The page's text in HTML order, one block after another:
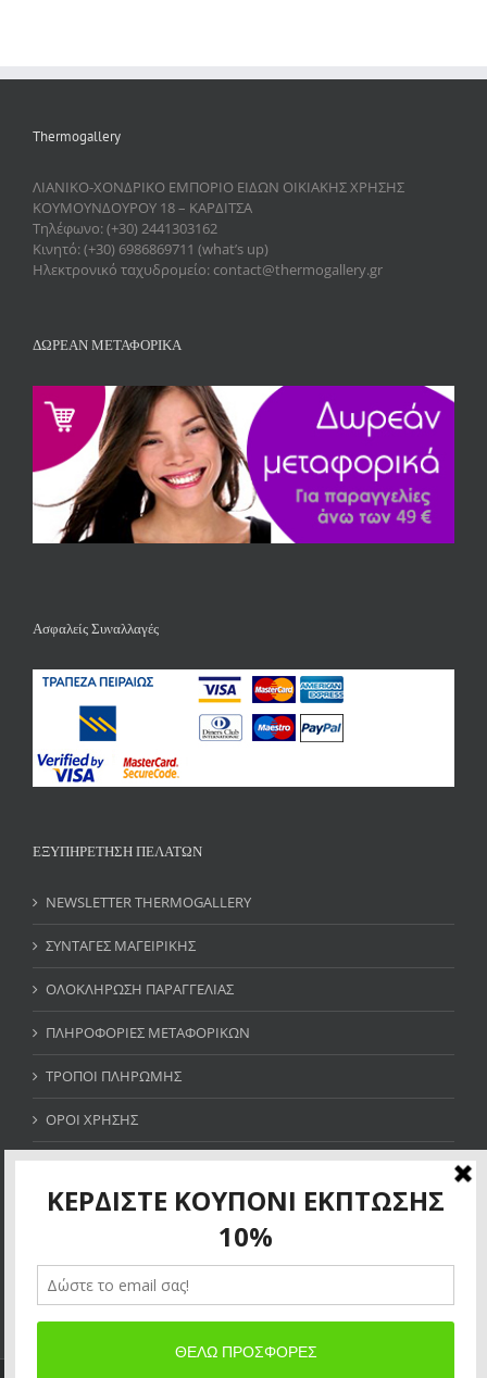
Allow thermogallery.gr to send web push
×
Thermogallery
ΛΙΑΝΙΚΟ-ΧΟΝΔΡΙΚΟ ΕΜΠΟΡΙΟ ΕΙΔΩΝ ΟΙΚΙΑΚΗΣ ΧΡΗΣΗΣ
ΚΟΥΜΟΥΝΔΟΥΡΟΥ 18 – ΚΑΡΔΙΤΣΑ
Τηλέφωνο: (+30) 2441303162
Κινητό: (+30) 6986869711 (what’s up)
Ηλεκτρονικό ταχυδρομείο: contact@thermogallery.gr
ΔΩΡΕΑΝ ΜΕΤΑΦΟΡΙΚΑ
Ασφαλείς Συναλλαγές
ΕΞΥΠΗΡΕΤΗΣΗ ΠΕΛΑΤΩΝ
NEWSLETTER THERMOGALLERY
ΣΥΝΤΑΓΕΣ ΜΑΓΕΙΡΙΚΗΣ
ΟΛΟΚΛΗΡΩΣΗ ΠΑΡΑΓΓΕΛΙΑΣ
ΠΛΗΡΟΦΟΡΙΕΣ ΜΕΤΑΦΟΡΙΚΩΝ
ΤΡΟΠΟΙ ΠΛΗΡΩΜΗΣ
ΟΡΟΙ ΧΡΗΣΗΣ
SITE MAP
ΚΕΡΔΙΣΤΕ ΚΟΥΠΟΝΙ ΕΚΠΤΩΣΗΣ 10%